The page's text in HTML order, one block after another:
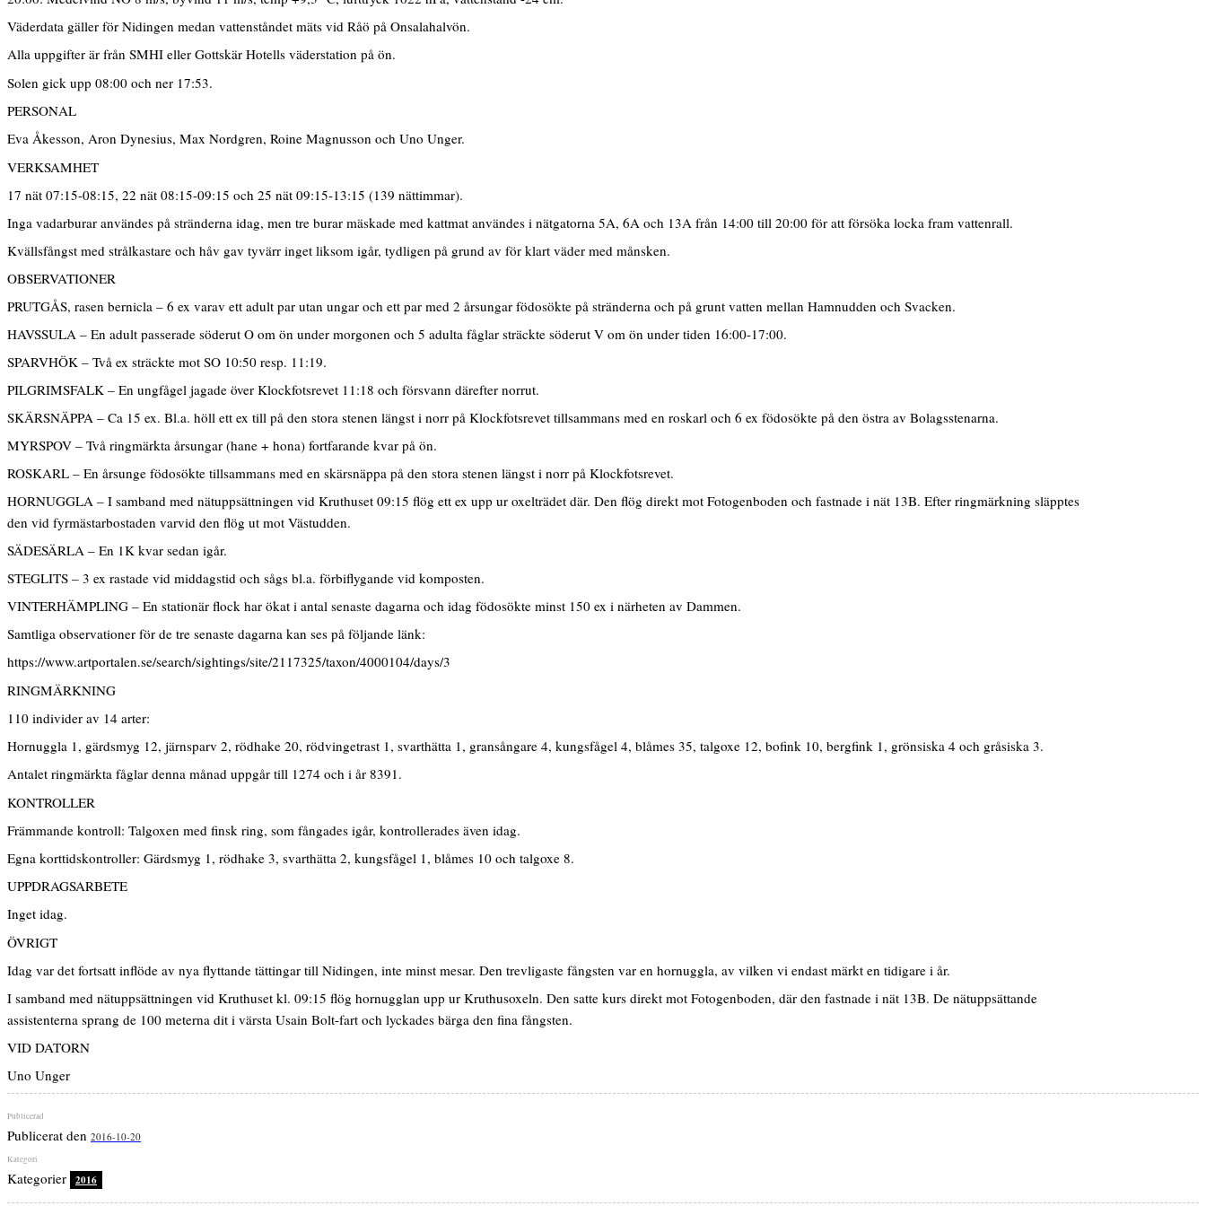
Väderdata gäller för Nidingen medan vattenståndet mäts vid Råö på Onsalahalvön.
Alla uppgifter är från SMHI eller Gottskär Hotells väderstation på ön.
Solen gick upp 08:00 och ner 17:53.
PERSONAL
Eva Åkesson, Aron Dynesius, Max Nordgren, Roine Magnusson och Uno Unger.
VERKSAMHET
17 nät 07:15-08:15, 22 nät 08:15-09:15 och 25 nät 09:15-13:15 (139 nättimmar).
Inga vadarburar användes på stränderna idag, men tre burar mäskade med kattmat användes i nätgatorna 5A, 6A och 13A från 14:00 till 20:00 för att försöka locka fram vattenrall.
Kvällsfångst med strålkastare och håv gav tyvärr inget liksom igår, tydligen på grund av för klart väder med månsken.
OBSERVATIONER
PRUTGÅS, rasen bernicla – 6 ex varav ett adult par utan ungar och ett par med 2 årsungar födosökte på stränderna och på grunt vatten mellan Hamnudden och Svacken.
HAVSSULA – En adult passerade söderut O om ön under morgonen och 5 adulta fåglar sträckte söderut V om ön under tiden 16:00-17:00.
SPARVHÖK – Två ex sträckte mot SO 10:50 resp. 11:19.
PILGRIMSFALK – En ungfågel jagade över Klockfotsrevet 11:18 och försvann därefter norrut.
SKÄRSNÄPPA – Ca 15 ex. Bl.a. höll ett ex till på den stora stenen längst i norr på Klockfotsrevet tillsammans med en roskarl och 6 ex födosökte på den östra av Bolagsstenarna.
MYRSPOV – Två ringmärkta årsungar (hane + hona) fortfarande kvar på ön.
ROSKARL – En årsunge födosökte tillsammans med en skärsnäppa på den stora stenen längst i norr på Klockfotsrevet.
HORNUGGLA – I samband med nätuppsättningen vid Kruthuset 09:15 flög ett ex upp ur oxelträdet där. Den flög direkt mot Fotogenboden och fastnade i nät 13B. Efter ringmärkning släpptes
den vid fyrmästarbostaden varvid den flög ut mot Västudden.
SÄDESÄRLA – En 1K kvar sedan igår.
STEGLITS – 3 ex rastade vid middagstid och sågs bl.a. förbiflygande vid komposten.
VINTERHÄMPLING – En stationär flock har ökat i antal senaste dagarna och idag födosökte minst 150 ex i närheten av Dammen.
Samtliga observationer för de tre senaste dagarna kan ses på följande länk:
https://www.artportalen.se/search/sightings/site/2117325/taxon/4000104/days/3
RINGMÄRKNING
110 individer av 14 arter:
Hornuggla 1, gärdsmyg 12, järnsparv 2, rödhake 20, rödvingetrast 1, svarthätta 1, gransångare 4, kungsfågel 4, blåmes 35, talgoxe 12, bofink 10, bergfink 1, grönsiska 4 och gråsiska 3.
Antalet ringmärkta fåglar denna månad uppgår till 1274 och i år 8391.
KONTROLLER
Främmande kontroll: Talgoxen med finsk ring, som fångades igår, kontrollerades även idag.
Egna korttidskontroller: Gärdsmyg 1, rödhake 3, svarthätta 2, kungsfågel 1, blåmes 10 och talgoxe 8.
UPPDRAGSARBETE
Inget idag.
ÖVRIGT
Idag var det fortsatt inflöde av nya flyttande tättingar till Nidingen, inte minst mesar. Den trevligaste fångsten var en hornuggla, av vilken vi endast märkt en tidigare i år.
I samband med nätuppsättningen vid Kruthuset kl. 09:15 flög hornugglan upp ur Kruthusoxeln. Den satte kurs direkt mot Fotogenboden, där den fastnade i nät 13B. De nätuppsättande
assistenterna sprang de 100 meterna dit i värsta Usain Bolt-fart och lyckades bärga den fina fångsten.
VID DATORN
Uno Unger
Publicerat den 2016-10-20
Kategorier 2016